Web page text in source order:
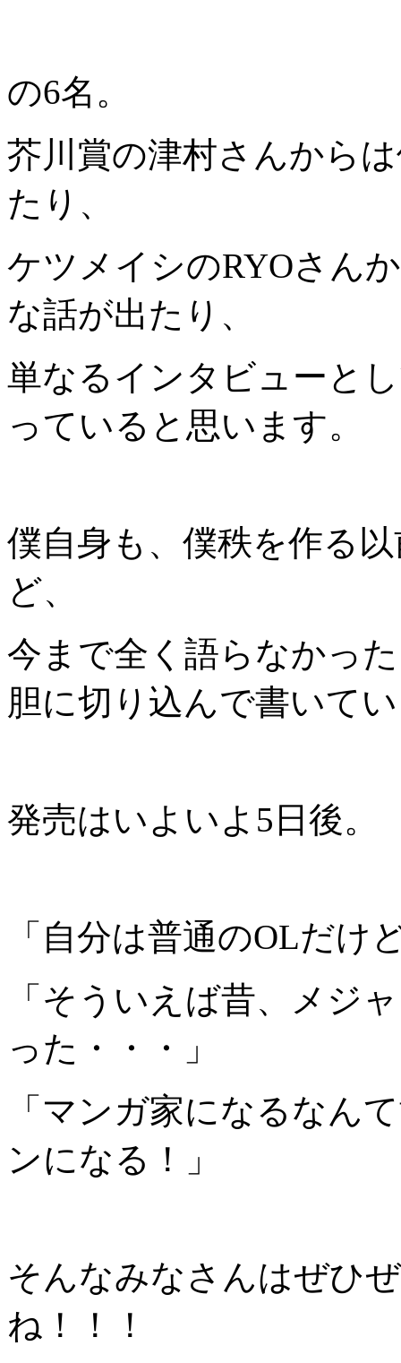
の6名。
芥川賞の津村さんから
たり、
ケツメイシのRYOさん
な話が出たり、
単なるインタビューと
っていると思います。
僕自身も、僕秩を作る
ど、
今まで全く語らなかっ
胆に切り込んで書いて
発売はいよいよ5日後。
「自分は普通のOLだけ
「そういえば昔、メジ
った・・・」
「マンガ家になるなん
ンになる！」
そんなみなさんはぜひ
ね！！！